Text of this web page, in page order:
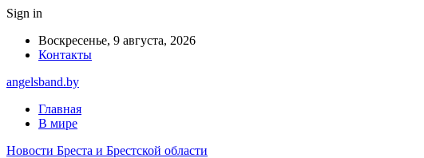
Sign in
Воскресенье, 9 августа, 2026
Контакты
angelsband.by
Главная
В мире
Новости Бреста и Брестской области